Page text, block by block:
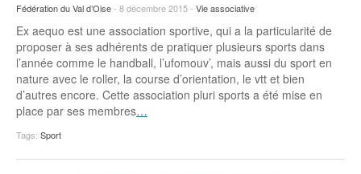
Fédération du Val d’Oise- 8 décembre 2015 - Vie associative
Ex aequo est une association sportive, qui a la particularité de
proposer à ses adhérents de pratiquer plusieurs sports dans
l’année comme le handball, l’ufomouv’, mais aussi du sport en
nature avec le roller, la course d’orientation, le vtt et bien
d’autres encore. Cette association pluri sports a été mise en
place par ses membres…
Tags: Sport